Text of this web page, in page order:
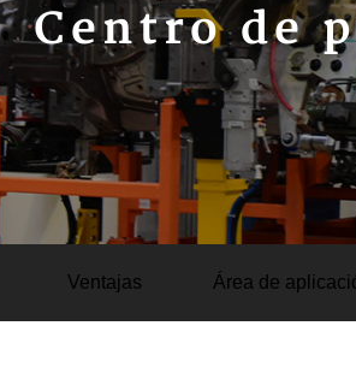
Centro de
Ventajas Área de